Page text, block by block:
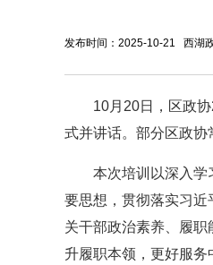
发布时间：2025-10-21 西湖
10月20日，区政
式并讲话。部分区政协
本次培训以深入学
要思想，贯彻落实习
关干部政治素养、履
升履职本领，更好服务